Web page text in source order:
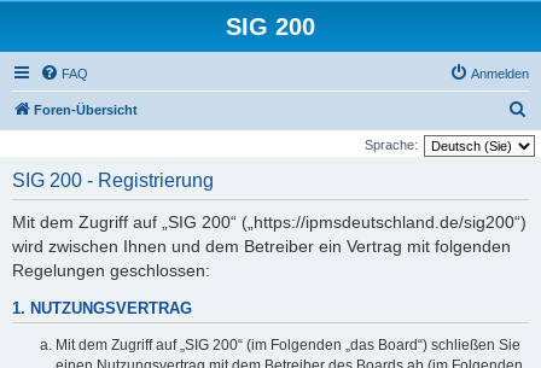
SIG 200
FAQ Anmelden
Foren-Übersicht
u
Sprache:
SIG 200 - Registrierung
Mit dem Zugriff auf „SIG 200“ („https://ipmsdeutschland.de/sig200“)
wird zwischen Ihnen und dem Betreiber ein Vertrag mit folgenden
Regelungen geschlossen:
1. NUTZUNGSVERTRAG
Mit dem Zugriff auf „SIG 200“ (im Folgenden „das Board“) schließen Sie